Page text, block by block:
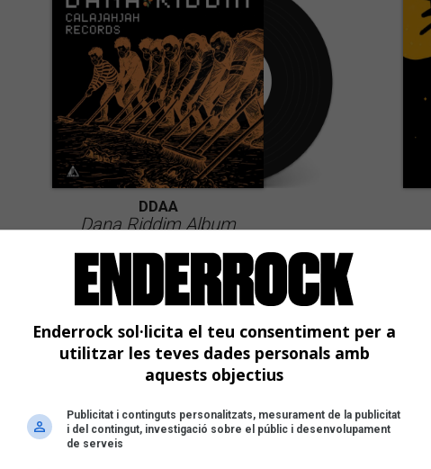
DDAA
Dana Riddim Album
Enderrock sol·licita el teu consentiment per a
utilitzar les teves dades personals amb
aquests objectius
Publicitat i continguts personalitzats, mesurament de la publicitat
i del contingut, investigació sobre el públic i desenvolupament
de serveis